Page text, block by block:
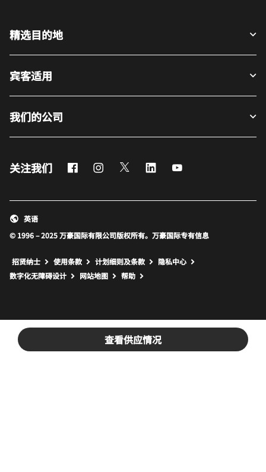
查看供应情况
精选目的地
宾客适用
我们的公司
关注我们 FacebookInstagram
Twitter LinkedIn
© 1996 – 2025 万豪国际有限公司版权所有。万豪国际专有信息
英语
招贤纳士 使用条款 计划细则及条款
隐私中心
数字化无障碍设计
网站地图 打开新窗口
帮助